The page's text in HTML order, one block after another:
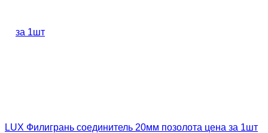
LUX Филигрань соединитель 20мм позолота цена за 1шт